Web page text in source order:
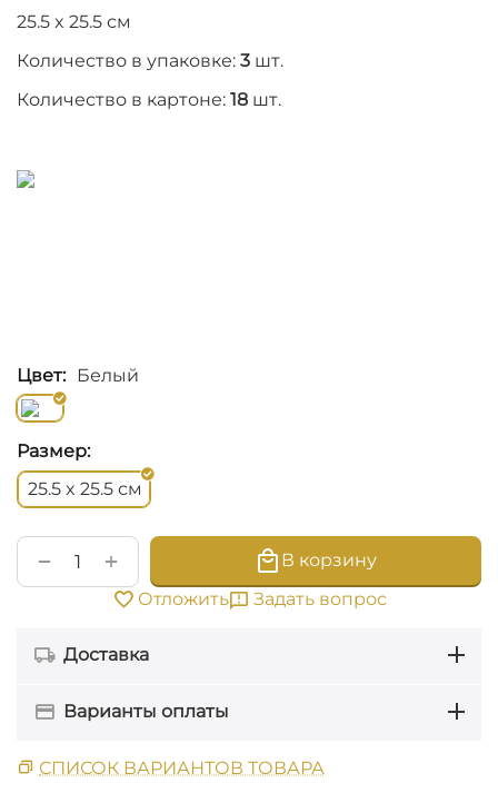
25.5 x 25.5 см
Количество в упаковке: 3 шт.
Количество в картоне: 18 шт.
Цвет: Белый
Размер:
25.5 x 25.5 см
+
−
В корзину
Отложить
Задать вопрос
Доставка
Варианты оплаты
СПИСОК ВАРИАНТОВ ТОВАРА